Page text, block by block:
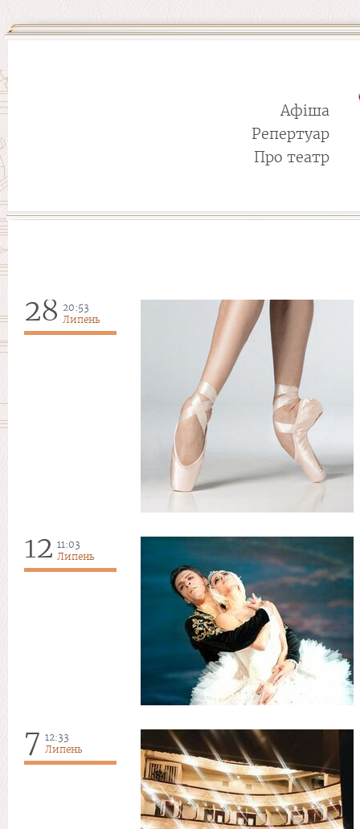
Афіша
Репертуар
Про театр
28 20:53
Липень
12 11:03
Липень
7 12:33
Липень